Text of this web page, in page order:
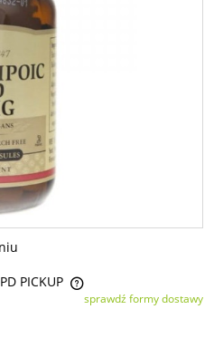
PICKUP
kosztów płatnościsprawdź formy dostawy